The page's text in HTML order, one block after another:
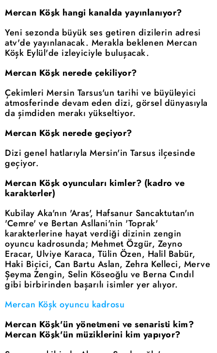
Mercan Köşk hangi kanalda yayınlanıyor?
Yeni sezonda büyük ses getiren dizilerin adresi
atv'de yayınlanacak. Merakla beklenen Mercan
Köşk Eylül'de izleyiciyle buluşacak.
Mercan Köşk nerede çekiliyor?
Çekimleri Mersin Tarsus'un tarihi ve büyüleyici
atmosferinde devam eden dizi, görsel dünyasıyla
da şimdiden merakı yükseltiyor.
Mercan Köşk nerede geçiyor?
Dizi genel hatlarıyla Mersin'in Tarsus ilçesinde
geçiyor.
Mercan Köşk oyuncuları kimler? (kadro ve
karakterler)
Kubilay Aka'nın 'Aras', Hafsanur Sancaktutan'ın
'Cemre' ve Bertan Asllani'nin 'Toprak'
karakterlerine hayat verdiği dizinin zengin
oyuncu kadrosunda; Mehmet Özgür, Zeyno
Eracar, Ulviye Karaca, Tülin Özen, Halil Babür,
Haki Biçici, Can Bartu Aslan, Zehra Kelleci, Merve
Şeyma Zengin, Selin Köseoğlu ve Berna Cındıl
gibi birbirinden başarılı isimler yer alıyor.
Mercan Köşk oyuncu kadrosu
Mercan Köşk'ün yönetmeni ve senaristi kim?
Mercan Köşk'ün müziklerini kim yapıyor?